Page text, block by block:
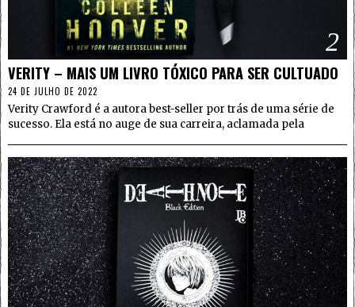
2
VERITY – MAIS UM LIVRO TÓXICO PARA SER CULTUADO
24 DE JULHO DE 2022
Verity Crawford é a autora best-seller por trás de uma série de
sucesso. Ela está no auge de sua carreira, aclamada pela